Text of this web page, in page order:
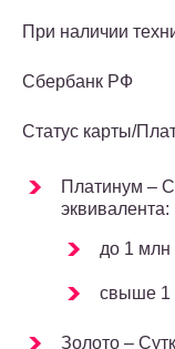
При наличии
Сбербанк РФ
Статус карты/
Платинум –
эквивалента:
до 1 млн
свыше 1
Золото –